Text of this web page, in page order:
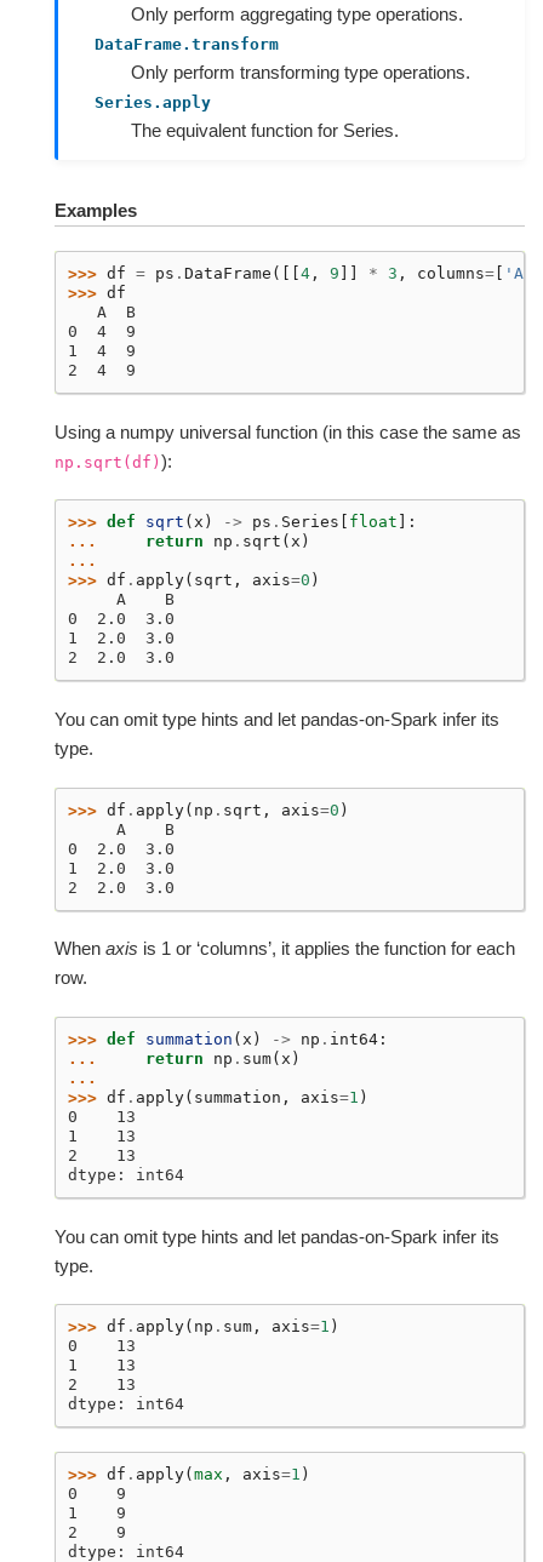
Only perform aggregating type operations.
DataFrame.transform
Only perform transforming type operations.
Series.apply
The equivalent function for Series.
Examples
>>> df = ps . DataFrame ([[ 4 , 9 * 3 , columns= 'A'
>>> df
   A  B
0  4  9
1  4  9
2  4  9
Using a numpy universal function (in this case the same as
np.sqrt(df) ):
>>> def sqrt ( x ) -> ps . Series float ]:
...
return np . sqrt ( x )
...
>>> df . apply( sqrt , axis=0 )
     A    B
0  2.0  3.0
1  2.0  3.0
2  2.0  3.0
You can omit type hints and let pandas-on-Spark infer its
type.
>>> df . apply( np . sqrt , axis=0 )
     A    B
0  2.0  3.0
1  2.0  3.0
2  2.0  3.0
When axis is 1 or ‘columns’, it applies the function for each
row.
>>> def summation ( x ) -> np . int64 :
...
return np . sum( x )
...
>>> df . apply( summation , axis=1 )
0    13
1    13
2    13
dtype: int64
You can omit type hints and let pandas-on-Spark infer its
type.
>>> df . apply( np . sum , axis=1 )
0    13
1    13
2    13
dtype: int64
>>> df . apply( max , axis=1 )
0    9
1    9
2    9
dtype: int64